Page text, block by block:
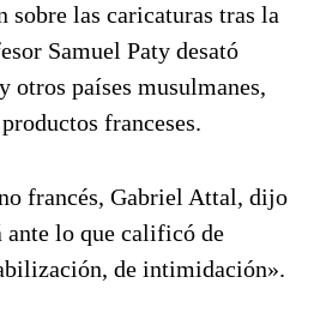
sobre las caricaturas tras la
Samuel Paty desató
otros países musulmanes,
franceses.
francés, Gabriel Attal, dijo
ante lo que calificó de
de intimidación».